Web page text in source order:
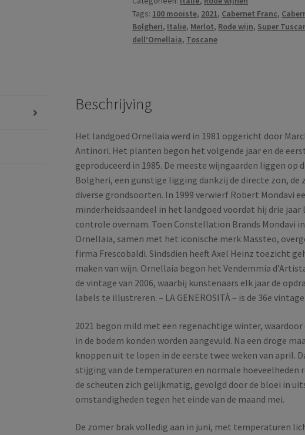
DOC
Bolgheri
|
|
aantal
Tags: 100 mooiste, 2021, Cabernet Franc,
Bolgheri, Italie, Merlot, Rode wijn, Super
dell’Ornellaia, Toscane
Beschrijving
Het landgoed Ornellaia werd in 1981 opgericht door
Antinori. Het planten begon het volgende jaar en de
geproduceerd in 1985. De meeste wijngaarden liggen op
Bolgheri, een gunstige ligging dankzij de directe zon, de
diverse grondsoorten. In 1999 verwierf Robert Mondavi
minderheidsaandeel in het landgoed voordat hij drie jaar
controle overnam. Toen Constellation Brands Mondavi
Ornellaia, samen met het iconische merk Massteo,
firma Frescobaldi. Sindsdien heeft Axel Heinz toezicht
maken van wijn. Ornellaia begon het Vendemmia
de vintage van 2006, waarbij kunstenaars elk jaar de
labels te illustreren. – LA GENEROSITÀ – is de 36e
2021 begon mild met een regenachtige winter,
in de bodem konden worden aangevuld. Na een droge
knoppen uit te lopen in de eerste twee weken van april.
stijging van de temperaturen en normale hoeveelheden
de scheuten zich gelijkmatig, gevolgd door de bloei in
omstandigheden tegen het einde van de maand mei.
De zomer brak volledig aan in juni, met temperaturen